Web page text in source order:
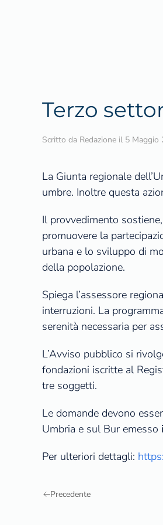
Terzo
Scritto da Redazione il 5 Maggio
La Giunta regionale
umbre. Inoltre questa
Il provvedimento
promuovere la
urbana e lo sviluppo di
della popolazione.
Spiega l’assessore
interruzioni. La
serenità necessaria per
L’Avviso pubblico si
fondazioni iscritte al
tre soggetti.
Le domande devono
Umbria e sul Bur emesso
Per ulteriori dettagli:
Precedente